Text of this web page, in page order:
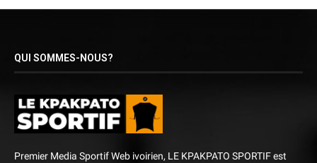
QUI SOMMES-NOUS?
Premier Media Sportif Web ivoirien, LE KPAKPATO SPORTIF est